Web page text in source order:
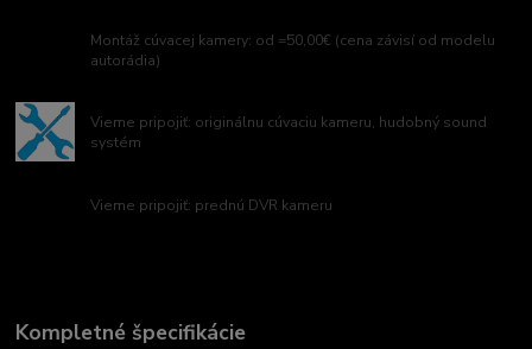
Montáž cúvacej kamery: od =50,00€ (cena závisí od modelu
autorádia)
Vieme pripojiť: originálnu cúvaciu kameru, hudobný sound
systém
Vieme pripojiť: prednú DVR kameru
Kompletné špecifikácie